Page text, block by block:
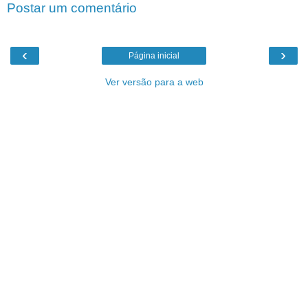
Postar um comentário
‹ ›
Página inicial
Ver versão para a web